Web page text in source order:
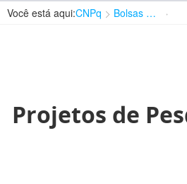
Você está aqui:CNPq Bolsas e Auxílios Vigentes
Projetos de